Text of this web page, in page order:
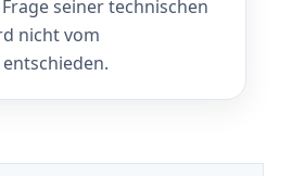
seiner technischen
nicht vom